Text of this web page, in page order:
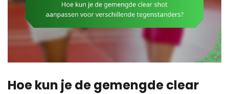
Hoe kun je de gemengde clear